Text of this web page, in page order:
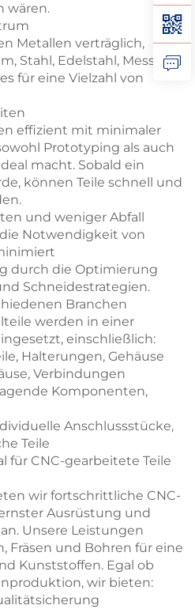
wären.
Metallen verträglich,
Stahl, Edelstahl, Messing,
für eine Vielzahl von
effizient mit minimaler
Prototyping als auch
macht. Sobald ein
können Teile schnell und
und weniger Abfall
Notwendigkeit von
durch die Optimierung
Schneidestrategien.
Branchen
werden in einer
einschließlich:
Halterungen, Gehäuse
Verbindungen
Komponenten,
Anschlussstücke,
Teile
für CNC-gearbeitete Teile
wir fortschrittliche CNC-
Ausrüstung und
Unsere Leistungen
Fräsen und Bohren für eine
Kunststoffen. Egal ob
wir bieten: